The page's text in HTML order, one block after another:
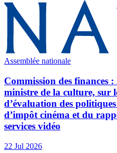
Assemblée nationale
Commission des finances
ministre de la culture, sur
d’évaluation des
d’impôt cinéma et du
services vidéo
22 Jul 2026